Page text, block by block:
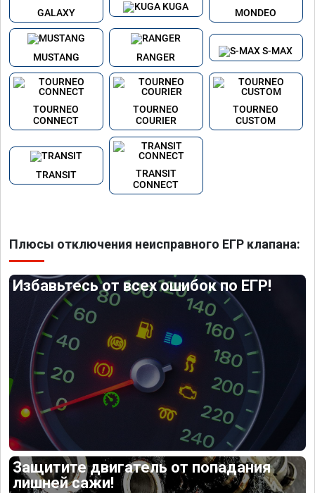
GALAXY
KUGA
MONDEO
MUSTANG RANGER
S-MAX
TOURNEO
CONNECT
TOURNEO
COURIER
TOURNEO
CUSTOM
TRANSIT
TRANSIT
CONNECT
Плюсы отключения неисправного ЕГР клапана:
Избавьтесь от всех ошибок по ЕГР!
Защитите двигатель от попадания
лишней сажи!